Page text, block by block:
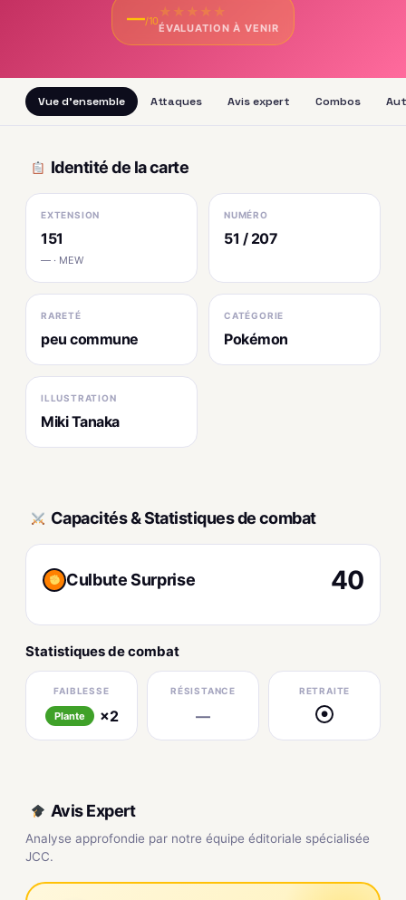
—/10
★ ★ ★ ★ ★
ÉVALUATION À VENIR
Vue d'ensemble Attaques Avis expert Combos
Identité de la carte
EXTENSION
151
— · MEW
NUMÉRO
51 / 207
RARETÉ
peu commune
CATÉGORIE
Pokémon
ILLUSTRATION
Miki Tanaka
Capacités & Statistiques de combat
Culbute Surprise 40
Statistiques de combat
FAIBLESSE
Plante ×2
RÉSISTANCE
—
RETRAITE
●
Avis Expert
Analyse approfondie par notre équipe éditoriale spécialisée
JCC.